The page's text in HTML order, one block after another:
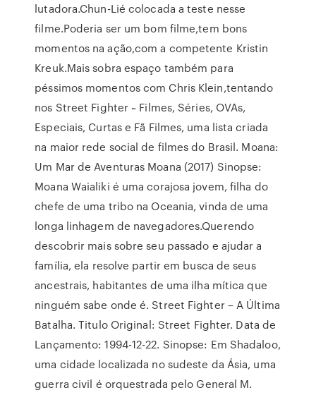
lutadora.Chun-Lié colocada a teste nesse
filme.Poderia ser um bom filme,tem bons
momentos na ação,com a competente Kristin
Kreuk.Mais sobra espaço também para
péssimos momentos com Chris Klein,tentando
nos Street Fighter ~ Filmes, Séries, OVAs,
Especiais, Curtas e Fã Filmes, uma lista criada
na maior rede social de filmes do Brasil. Moana:
Um Mar de Aventuras Moana (2017) Sinopse:
Moana Waialiki é uma corajosa jovem, filha do
chefe de uma tribo na Oceania, vinda de uma
longa linhagem de navegadores.Querendo
descobrir mais sobre seu passado e ajudar a
família, ela resolve partir em busca de seus
ancestrais, habitantes de uma ilha mítica que
ninguém sabe onde é. Street Fighter – A Última
Batalha. Titulo Original: Street Fighter. Data de
Lançamento: 1994-12-22. Sinopse: Em Shadaloo,
uma cidade localizada no sudeste da Ásia, uma
guerra civil é orquestrada pelo General M.